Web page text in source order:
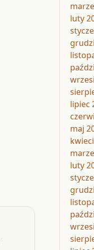
luty
lipiec
maj
luty